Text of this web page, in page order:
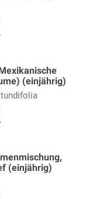
(einjährig)
(einjährig)